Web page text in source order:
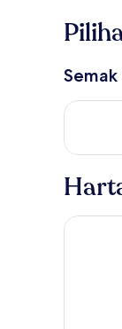
Semak
OYO